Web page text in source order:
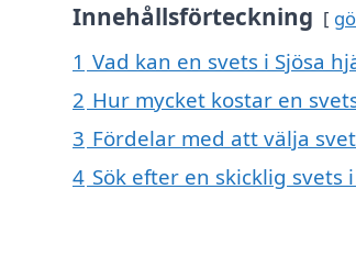
Innehållsförteckning
1 Vad kan en svets i Sjösa
2 Hur mycket kostar en
3 Fördelar med att välja
4 Sök efter en skicklig svets